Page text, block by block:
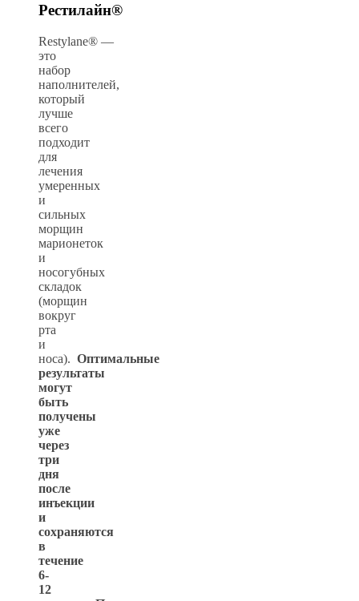
Рестилайн®
Restylane® —
это
набор
наполнителей,
который
лучше
всего
подходит
для
лечения
умеренных
и
сильных
морщин
марионеток
и
носогубных
складок
(морщин
вокруг
рта
и
носа). Оптимальные
результаты
могут
быть
получены
уже
через
три
дня
после
инъекции
и
сохраняются
в
течение
6-
12